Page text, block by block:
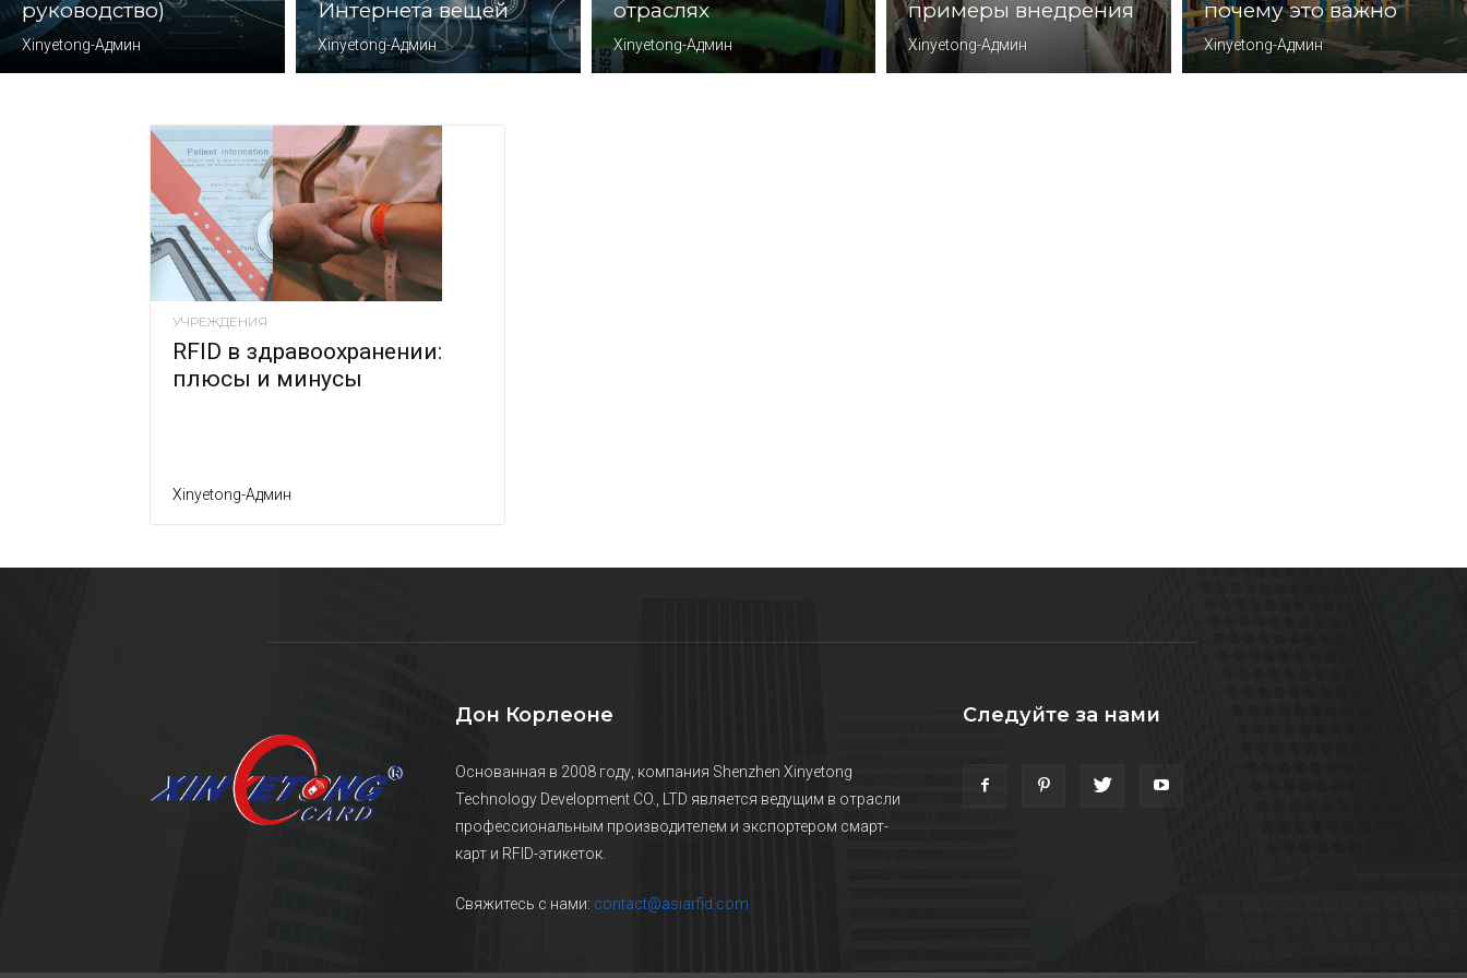
руководство)
Xinyetong-Админ
Интернета вещей
Xinyetong-Админ
отраслях
Xinyetong-Админ
примеры внедрения
Xinyetong-Админ
почему это важно
Xinyetong-Админ
УЧРЕЖДЕНИЯ
RFID в здравоохранении:
плюсы и минусы
Xinyetong-Админ
Дон Корлеоне
Основанная в 2008 году, компания Shenzhen Xinyetong
Technology Development CO., LTD является ведущим в отрасли
профессиональным производителем и экспортером смарт-
карт и RFID-этикеток.
Свяжитесь с нами: contact@asiarfid.com
Следуйте за нами